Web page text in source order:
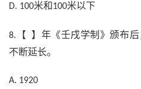
D. 100米和100米以下
8. 【 】年《壬戌学制》颁布
不断延长。
A. 1920